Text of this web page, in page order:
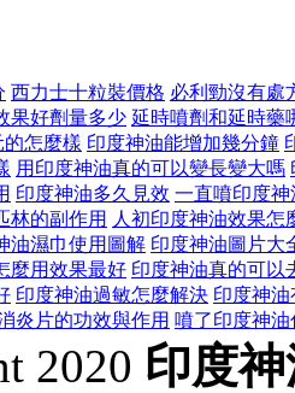
西力士十粒裝價格 必利勁沒有處
果好劑量多少 延時噴劑和延時藥
的怎麼樣 印度神油能增加幾分鐘
用印度神油真的可以變長變大嗎
印度神油多久見效 一直噴印度神
林的副作用 人初印度神油效果怎
油濕巾使用圖解 印度神油圖片大
麼用效果最好 印度神油真的可以
印度神油過敏怎麼解決 印度神
炎片的功效與作用 噴了印度神
2020 印度